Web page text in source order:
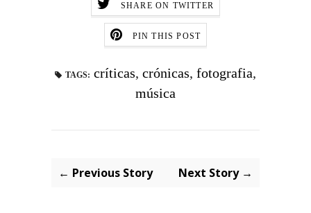
SHARE ON TWITTER
PIN THIS POST
TAGS: críticas, crónicas, fotografia,
música
← Previous Story Next Story →